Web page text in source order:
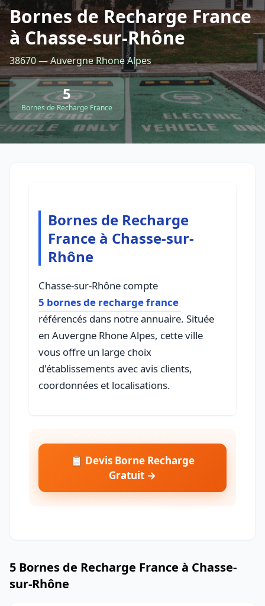
Retour à la liste des métiers
CGU-Confidentialité- Service proposé parViteUnDevis.com-Vous
Bornes de Recharge France
à Chasse-sur-Rhône
38670 — Auvergne Rhone Alpes
5
Bornes de Recharge France
Bornes de Recharge
France à Chasse-sur-
Rhône
Chasse-sur-Rhône compte
5 bornes de recharge france
référencés dans notre annuaire. Située
en Auvergne Rhone Alpes, cette ville
vous offre un large choix
d'établissements avec avis clients,
coordonnées et localisations.
📋 Devis Borne Recharge
Gratuit →
5 Bornes de Recharge France à Chasse-
sur-Rhône